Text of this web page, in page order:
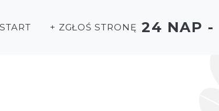
START + ZGŁOŚ STRONĘ 24 NAP -